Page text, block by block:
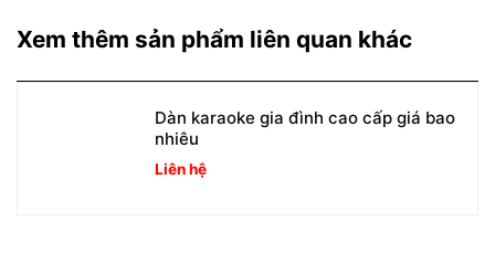
Xem thêm sản phẩm liên quan khác
Dàn karaoke gia đình cao cấp giá bao
nhiêu
Liên hệ